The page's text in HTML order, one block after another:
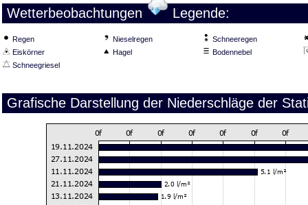
Wetterbeobachtungen Legende:
Regen Nieselregen
Schneeregen
Eiskörner
Hagel
Bodennebel
Schneegriesel
Grafische Darstellung der Niederschläge der